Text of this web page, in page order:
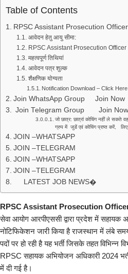
Table of Contents
RPSC Assistant Prosecution
आवेदन हेतु आयु सीमा:
RPSC Assistant Prosecution
महत्वपूर्ण तिथियां
आवेदन पत्र शुल्क
शैक्षणिक योग्यता
Notification Download – Click
Join WhatsApp Group Join Now
Join Telegram Group Join Now
जो छात्र: छात्रां कोचिंग नहीं ले सकते
ग्रुप में जुडें एवं कोचिंग प्राप्त करें,
JOIN –WHATSAPP
JOIN –TELEGRAM
JOIN –WHATSAPP
JOIN –TELEGRAM
LATEST JOB NEWS�
RPSC Assistant Prosecution
सेवा आयोग आरपीएससी द्वारा प्रदेश में सहायक
नोटिफिकेशन जारी किया है राजस्थान में लंबे
पदों पर हो रही है यह भर्ती जिसके तहत विभिन्न
RPSC सहायक अभियोजन अधिकारी 2024
में दी गई है।